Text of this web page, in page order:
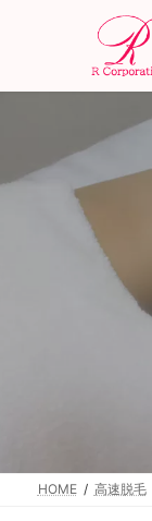
ツ
シ
HOME 高速脱毛